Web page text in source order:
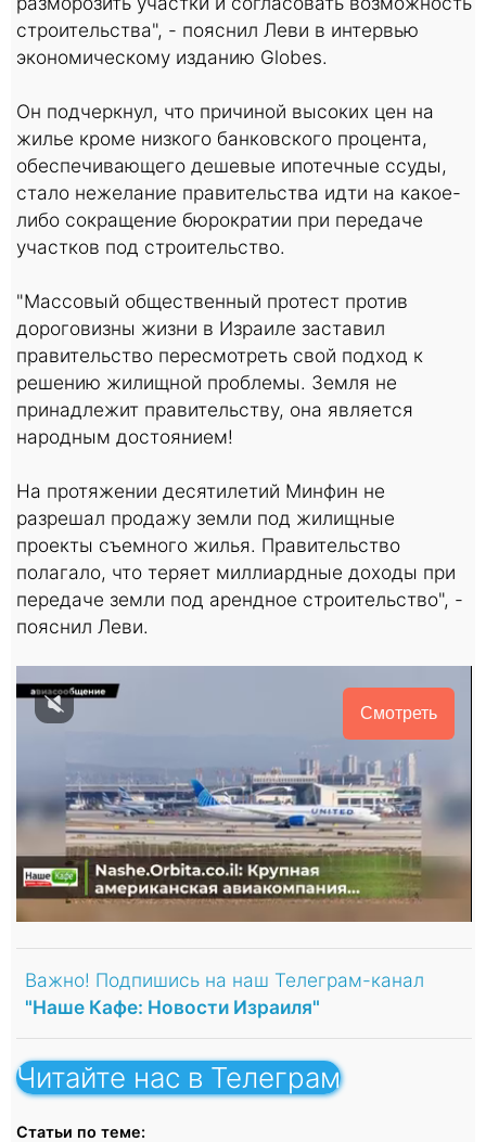
строительства", - пояснил Леви в интервью
экономическому изданию Globes.
Он подчеркнул, что причиной высоких цен на
жилье кроме низкого банковского процента,
обеспечивающего дешевые ипотечные ссуды,
стало нежелание правительства идти на какое-
либо сокращение бюрократии при передаче
участков под строительство.
"Массовый общественный протест против
дороговизны жизни в Израиле заставил
правительство пересмотреть свой подход к
решению жилищной проблемы. Земля не
принадлежит правительству, она является
народным достоянием!
На протяжении десятилетий Минфин не
разрешал продажу земли под жилищные
проекты съемного жилья. Правительство
полагало, что теряет миллиардные доходы при
передаче земли под арендное строительство", -
пояснил Леви.
Смотреть
Важно! Подпишись на наш Телеграм-канал
"Наше Кафе: Новости Израиля"
Читайте нас в Телеграм
Статьи по теме: